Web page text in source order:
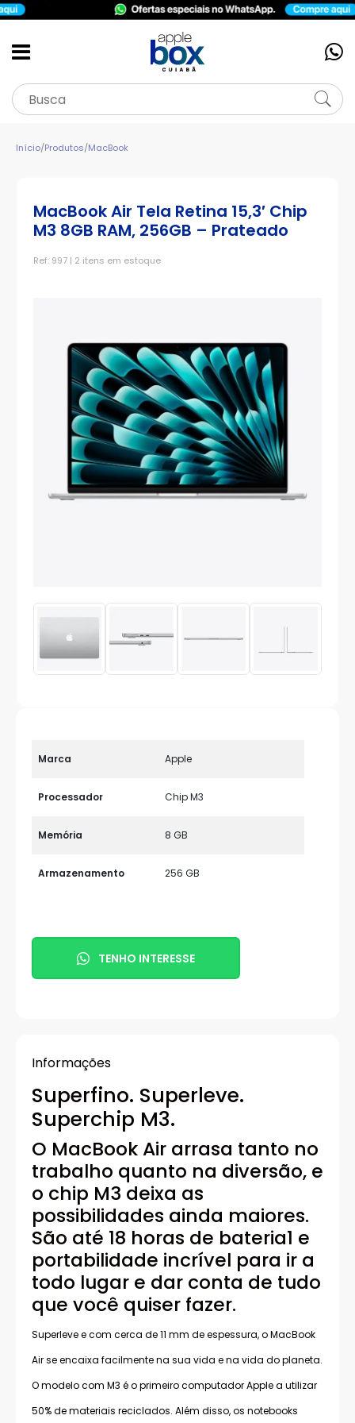
Início/Produtos/MacBook
MacBook Air Tela Retina 15,3′ Chip
M3 8GB RAM, 256GB – Prateado
Ref: 997 | 2 itens em estoque
Marca Apple
Processador Chip M3
Memória 8 GB
Armazenamento 256 GB
TENHO INTERESSE
Informações
Superfino. Superleve.
Superchip M3.
O MacBook Air arrasa tanto no
trabalho quanto na diversão, e
o chip M3 deixa as
possibilidades ainda maiores.
São até 18 horas de bateria1 e
portabilidade incrível para ir a
todo lugar e dar conta de tudo
que você quiser fazer.
Superleve e com cerca de 11 mm de espessura, o MacBook
Air se encaixa facilmente na sua vida e na vida do planeta.
O modelo com M3 é o primeiro computador Apple a utilizar
50% de materiais reciclados. Além disso, os notebooks